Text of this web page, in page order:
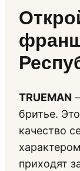
TRUEMAN
бритье.
качество
приходят